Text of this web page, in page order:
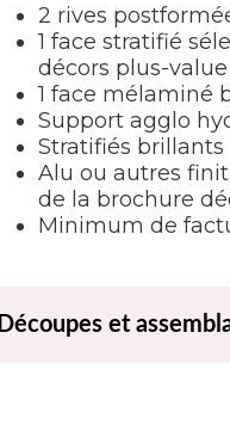
2 rives
1 face stratifié
décors plus-value
1 face mélaminé
Support agglo
Stratifiés brillants
Alu ou autres
de la brochure
Minimum de
Découpes et